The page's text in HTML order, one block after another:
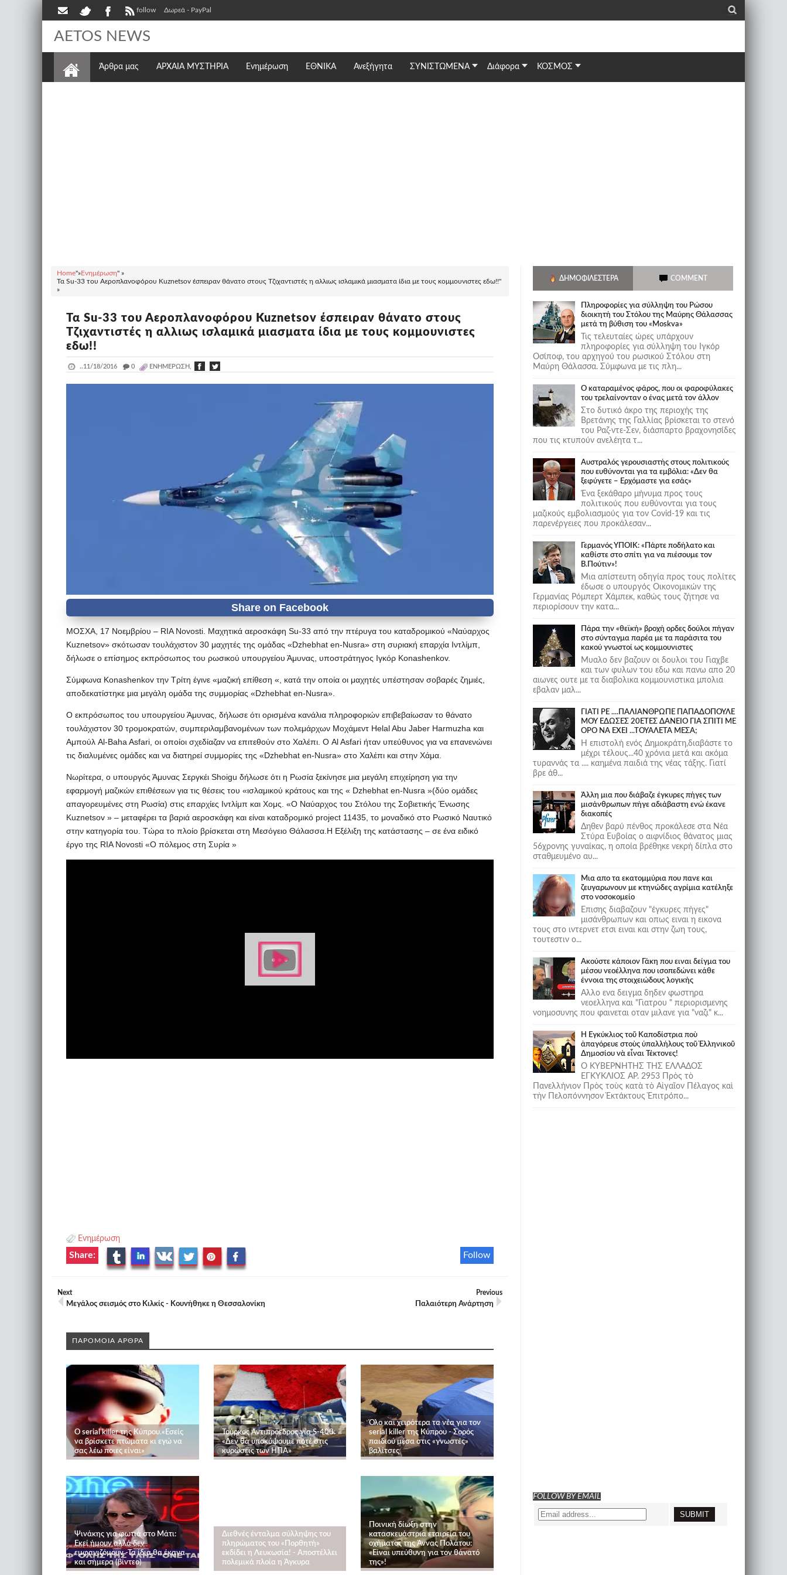
follow Δωρεά - PayPal _
AETOS NEWS
Άρθρα μας ΑΡΧΑΙΑ ΜΥΣΤΗΡΙΑ Ενημέρωση ΕΘΝΙΚΆ Ανεξήγητα ΣΥΝΙΣΤΩΜΕΝΑ Διάφορα ΚΟΣΜΟΣ
Home"»Ενημέρωση" »
Τα Su-33 του Αεροπλανοφόρου Kuznetsov έσπειραν θάνατο στους Τζιχαντιστές η αλλιως ισλαμικά μιασματα ίδια με τους κομμουνιστες εδω!!"
»
Τα Su-33 του Αεροπλανοφόρου Kuznetsov έσπειραν θάνατο στους
Τζιχαντιστές η αλλιως ισλαμικά μιασματα ίδια με τους κομμουνιστες
εδω!!
..11/18/2016 _ 0 ΕΝΗΜΈΡΩΣΗ,
ΜΟΣΧΑ, 17 Νοεμβρίου – RIA Novosti. Μαχητικά αεροσκάφη Su-33 από την πτέρυγα του καταδρομικού «Ναύαρχος
Kuznetsov» σκότωσαν τουλάχιστον 30 μαχητές της ομάδας «Dzhebhat en-Nusra» στη συριακή επαρχία Ιντλίμπ,
δήλωσε ο επίσημος εκπρόσωπος του ρωσικού υπουργείου Άμυνας, υποστράτηγος Ιγκόρ Konashenkov.
Σύμφωνα Konashenkov την Τρίτη έγινε «μαζική επίθεση «, κατά την οποία οι μαχητές υπέστησαν σοβαρές ζημιές,
αποδεκατίστηκε μια μεγάλη ομάδα της συμμορίας «Dzhebhat en-Nusra».
Ο εκπρόσωπος του υπουργείου Άμυνας, δήλωσε ότι ορισμένα κανάλια πληροφοριών επιβεβαίωσαν το θάνατο
τουλάχιστον 30 τρομοκρατών, συμπεριλαμβανομένων των πολεμάρχων Μοχάμεντ Helal Abu Jaber Harmuzha και
Αμπούλ Al-Baha Asfari, οι οποίοι σχεδίαζαν να επιτεθούν στο Χαλέπι. Ο Al Asfari ήταν υπεύθυνος για να επανενώνει
τις διαλυμένες ομάδες και να διατηρεί συμμορίες της «Dzhebhat en-Nusra» στο Χαλέπι και στην Χάμα.
Νωρίτερα, ο υπουργός Άμυνας Σεργκέι Shoigu δήλωσε ότι η Ρωσία ξεκίνησε μια μεγάλη επιχείρηση για την
εφαρμογή μαζικών επιθέσεων για τις θέσεις του «ισλαμικού κράτους και της « Dzhebhat en-Nusra »(δύο ομάδες
απαγορευμένες στη Ρωσία) στις επαρχίες Ιντλίμπ και Χομς. «Ο Ναύαρχος του Στόλου της Σοβιετικής Ένωσης
Kuznetsov » – μεταφέρει τα βαριά αεροσκάφη και είναι καταδρομικό project 11435, το μοναδικό στο Ρωσικό Ναυτικό
στην κατηγορία του. Τώρα το πλοίο βρίσκεται στη Μεσόγειο Θάλασσα.Η Εξέλιξη της κατάστασης – σε ένα ειδικό
έργο της RIA Novosti «Ο πόλεμος στη Συρία »
Ενημέρωση
Follow
Share:
Next
Μεγάλος σεισμός στο Κιλκίς - Κουνήθηκε η Θεσσαλονίκη
Previous
Παλαιότερη Ανάρτηση
ΠΑΡΟΜΟΙΑ ΑΡΘΡΑ
O serial killer της Κύπρου.«Εσείς
να βρίσκετε πτώματα κι εγώ να
σας λέω ποιες είναι»
Τούρκος Αντιπρόεδρος για S-400:
«Δεν θα υποκύψουμε ποτέ στις
κυρώσεις των ΗΠΑ»
Όλο και χειρότερα τα νέα για τον
serial killer της Κύπρου - Σορός
παιδιού μέσα στις «γνωστές»
βαλίτσες
Ψινάκης για φωτιά στο Μάτι:
Εκεί ήμουν αλλά δεν
εμφανιζόμουν -Τα ίδια θα έκανα
και σήμερα (βίντεο)
Διεθνές ένταλμα σύλληψης του
πληρώματος του «Πορθητή»
εκδίδει η Λευκωσία! - Αποστέλλει
πολεμικά πλοία η Άγκυρα
Ποινική δίωξη στην
κατασκευάστρια εταιρεία του
οχήματος της Άννας Πολάτου:
«Είναι υπεύθυνη για τον θάνατό
της»!
ΔΗΜΟΦΙΛΈΣΤΕΡΑ COMMENT
Πληροφορίες για σύλληψη του Ρώσου
διοικητή του Στόλου της Mαύρης Θάλασσας
μετά τη βύθιση του «Moskva»
Τις τελευταίες ώρες υπάρχουν
πληροφορίες για σύλληψη του Ιγκόρ
Οσίποφ, του αρχηγού του ρωσικού Στόλου στη
Μαύρη Θάλασσα. Σύμφωνα με τις πλη...
Ο καταραμένος φάρος, που οι φαροφύλακες
του τρελαίνονταν ο ένας μετά τον άλλον
Στο δυτικό άκρο της περιοχής της
Βρετάνης της Γαλλίας βρίσκεται το στενό
του Ραζ-ντε-Σεν, διάσπαρτο βραχονησίδες
που τις κτυπούν ανελέητα τ...
Αυστραλός γερουσιαστής στους πολιτικούς
που ευθύνονται για τα εμβόλια: «Δεν θα
ξεφύγετε – Ερχόμαστε για εσάς»
Ένα ξεκάθαρο μήνυμα προς τους
πολιτικούς που ευθύνονται για τους
μαζικούς εμβολιασμούς για τον Covid-19 και τις
παρενέργειες που προκάλεσαν...
Γερμανός ΥΠΟΙΚ: «Πάρτε ποδήλατο και
καθίστε στο σπίτι για να πιέσουμε τον
Β.Πούτιν»!
Μια απίστευτη οδηγία προς τους πολίτες
έδωσε ο υπουργός Οικονομικών της
Γερμανίας Ρόμπερτ Χάμπεκ, καθώς τους ζήτησε να
περιορίσουν την κατα...
Πάρα την «θεϊκή» βροχή ορδες δούλοι πήγαν
στο σύνταγμα παρέα με τα παράσιτα του
κακού γνωστοί ως κομμουνιστες
Μυαλο δεν βαζουν οι δουλοι του Γιαχβε
και των φυλων του εδω και πανω απο 20
αιωνες ουτε με τα διαβολικα κομμουνιστικα μπολια
εβαλαν μαλ...
ΓΙΑΤΙ ΡΕ ....ΠΑΛΙΑΝΘΡΩΠΕ ΠΑΠΑΔΟΠΟΥΛΕ
ΜΟΥ ΕΔΩΣΕΣ 20ΕΤΕΣ ΔΑΝΕΙΟ ΓΙΑ ΣΠΙΤΙ ΜΕ
ΟΡΟ ΝΑ ΕΧΕΙ ...ΤΟΥΑΛΕΤΑ ΜΕΣΑ;
Η επιστολή ενός Δημοκράτη,διαβάστε το
μέχρι τέλους...40 χρόνια μετά και ακόμα
τυραννάς τα .... καημένα παιδιά της νέας τάξης. Γιατί
βρε άθ...
Άλλη μια που διάβαζε έγκυρες πήγες των
μισάνθρωπων πήγε αδιάβαστη ενώ έκανε
διακοπές
Δηθεν βαρύ πένθος προκάλεσε στα Νέα
Στύρα Ευβοίας ο αιφνίδιος θάνατος μιας
56χρονης γυναίκας, η οποία βρέθηκε νεκρή δίπλα στο
σταθμευμένο αυ...
Μια απο τα εκατομμύρια που πανε και
ζευγαρωνουν με κτηνώδες αγρίμια κατέληξε
στο νοσοκομείο
Επισης διαβαζουν "έγκυρες πήγες"
μισάνθρωπων και οπως ειναι η εικονα
τους στο ιντερνετ ετσι ειναι και στην ζωη τους,
τουτεστιν ο...
Ακούστε κάποιον Γάκη που ειναι δείγμα του
μέσου νεοέλληνα που ισοπεδώνει κάθε
έννοια της στοιχειώδους λογικής
Αλλο ενα δειγμα δηδεν φωστηρα
νεοελληνα και "Γιατρου " περιορισμενης
νοημοσυνης που φαινεται οταν μιλανε για "ναζι" κ...
Ἡ Ἐγκύκλιος τοῦ Καποδίστρια ποὺ
ἀπαγόρευε στοὺς ὑπαλλήλους τοῦ Ἑλληνικοῦ
Δημοσίου νὰ εἶναι Τέκτονες!
Ο ΚΥΒΕΡΝΗΤΗΣ ΤΗΣ ΕΛΛΑΔΟΣ
ΕΓΚΥΚΛΙΟΣ ΑΡ. 2953 Πρὸς τὸ
Πανελλήνιον Πρὸς τοὺς κατὰ τὸ Αἰγαῖον Πέλαγος καὶ
τὴν Πελοπόννησον Ἐκτάκτους Ἐπιτρόπο...
FOLLOW BY EMAIL